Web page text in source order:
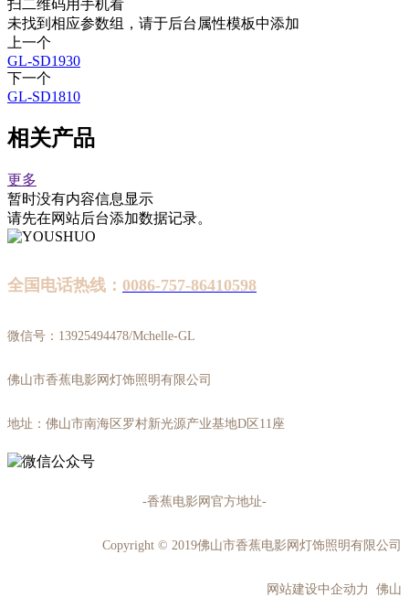
扫二维码用手机看
未找到相应参数组，请于后台属性模板中添加
上一个
GL-SD1930
下一个
GL-SD1810
相关产品
更多
暂时没有内容信息显示
请先在网站后台添加数据记录。
全国电话热线： 0086-757-86410598
微信号：13925494478/Mchelle-GL
佛山市香蕉电影网灯饰照明有限公司
地址：佛山市南海区罗村新光源产业基地D区11座
-香蕉电影网官方地址-
Copyright © 2019佛山市香蕉电影网灯饰照明有限公司
网站建设中企动力 佛山